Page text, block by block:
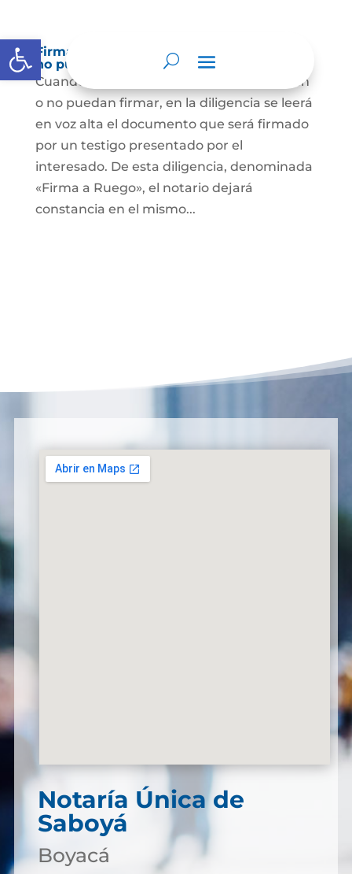
Abrir barra de herramientas
Firma a Ruego – Personas que no saben o
no puede firmar
Cuando se trate de personas que no sepan
o no puedan firmar, en la diligencia se leerá
en voz alta el documento que será firmado
por un testigo presentado por el
interesado. De esta diligencia, denominada
«Firma a Ruego», el notario dejará
constancia en el mismo...
Notaría Única de
Saboyá
Boyacá